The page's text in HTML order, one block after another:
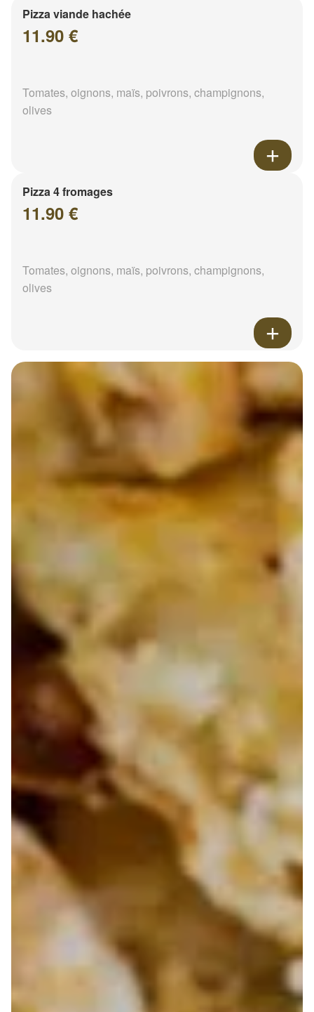
Pizza viande hachée
11.90 €
Tomates, oignons, maïs, poivrons, champignons,
olives
Pizza 4 fromages
11.90 €
Tomates, oignons, maïs, poivrons, champignons,
olives